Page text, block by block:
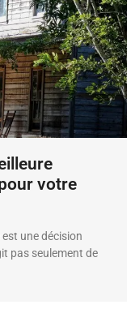
votre
une décision
pas seulement de